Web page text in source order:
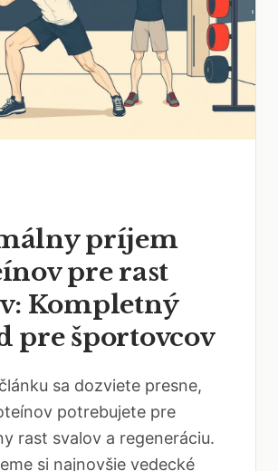
príjem
pre rast
Kompletný
pre športovcov
sa dozviete presne,
potrebujete pre
rast svalov a regeneráciu.
si najnovšie vedecké